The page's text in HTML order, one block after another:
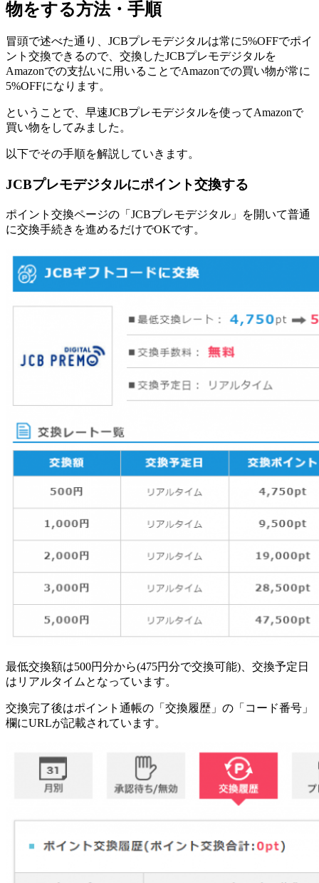
物をする方法・手順
冒頭で述べた通り、JCBプレモデジタルは常に5%OFFでポイ
ント交換できるので、 交換したJCBプレモデジタルを
Amazonでの支払いに用いることでAmazonでの買い物が常に
5%OFFになります。
ということで、早速JCBプレモデジタルを使ってAmazonで
買い物をしてみました。
以下でその手順を解説していきます。
JCBプレモデジタルにポイント交換する
ポイント交換ページの「JCBプレモデジタル」を開いて普通
に交換手続きを進めるだけでOKです。
最低交換額は500円分から(475円分で交換可能)、交換予定日
はリアルタイムとなっています。
交換完了後はポイント通帳の「交換履歴」の「コード番号」
欄にURLが記載されています。